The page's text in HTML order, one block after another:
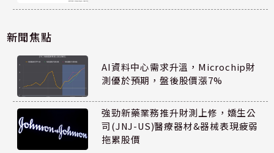
新聞焦點
AI資料中心需求升溫，Microchip財
測優於預期，盤後股價漲7%
強勁新藥業務推升財測上修，嬌生公
司(JNJ-US)醫療器材&器械表現疲弱
拖累股價